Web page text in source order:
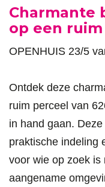
Charmante
op een ruim
OPENHUIS 23/5
Ontdek deze
ruim perceel van
in hand gaan.
praktische indeling
voor wie op zoek is
aangename